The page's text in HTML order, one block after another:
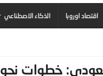
اقتصاد اوروبا الذكاء الاصطناعي
خطوات نحو